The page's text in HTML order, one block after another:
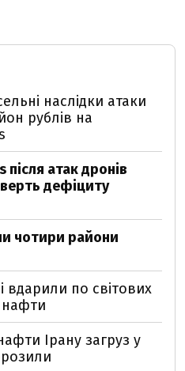
наслідки атаки
рублів на
атак дронів
дефіциту
чотири райони
вдарили по світових
нафти
Ірану загруз у